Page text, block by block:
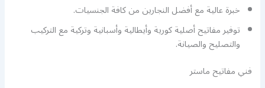
خبرة عالية مع أفضل النجارين من كافة الجنسيات.
توفير مفاتيح أصلية كورية وأيطالية وأسبانية وتركية مع التركيب
والتصليح والصيانة.
فني مفاتيح ماستر